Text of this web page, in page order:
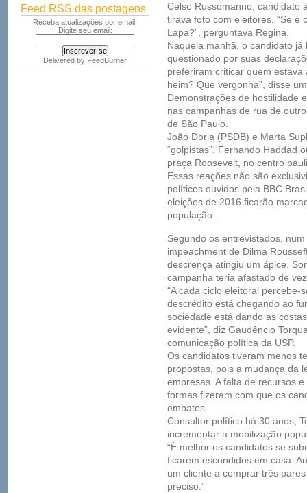
Feed RSS das postagens
Receba atualizações por email.
Digite seu email:
Delivered by FeedBurner
Celso Russomanno, candidato
tirava foto com eleitores. “Se é
Lapa?”, perguntava Regina.
Naquela manhã, o candidato já
questionado por suas
preferiram criticar quem estava
heim? Que vergonha”, disse
Demonstrações de hostilidade
nas campanhas de rua de
de São Paulo.
João Doria (PSDB) e Marta
“golpistas”. Fernando Haddad
praça Roosevelt, no centro
Essas reações não são
políticos ouvidos pela BBC
eleições de 2016 ficarão
população.
Segundo os entrevistados,
impeachment de Dilma
descrença atingiu um ápice.
campanha teria afastado de
“A cada ciclo eleitoral percebe-
descrédito está chegando ao
sociedade está dando as
evidente”, diz Gaudêncio
comunicação política da USP.
Os candidatos tiveram menos
propostas, pois a mudança da
empresas. A falta de recursos
formas fizeram com que os
embates.
Consultor político há 30 anos,
incrementar a mobilização
“É melhor os candidatos se
ficarem escondidos em casa.
um cliente a comprar três
preciso.”